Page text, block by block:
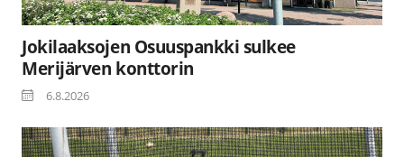
Jokilaaksojen Osuuspankki sulkee
Merijärven konttorin
6.8.2026